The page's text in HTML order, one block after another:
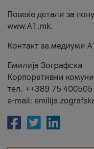
Повеќе детали за
www.А1.mk.
Контакт за медиуми
Емилија Зографска
Корпоративни
тел. ++389 75 400505
e-mail: